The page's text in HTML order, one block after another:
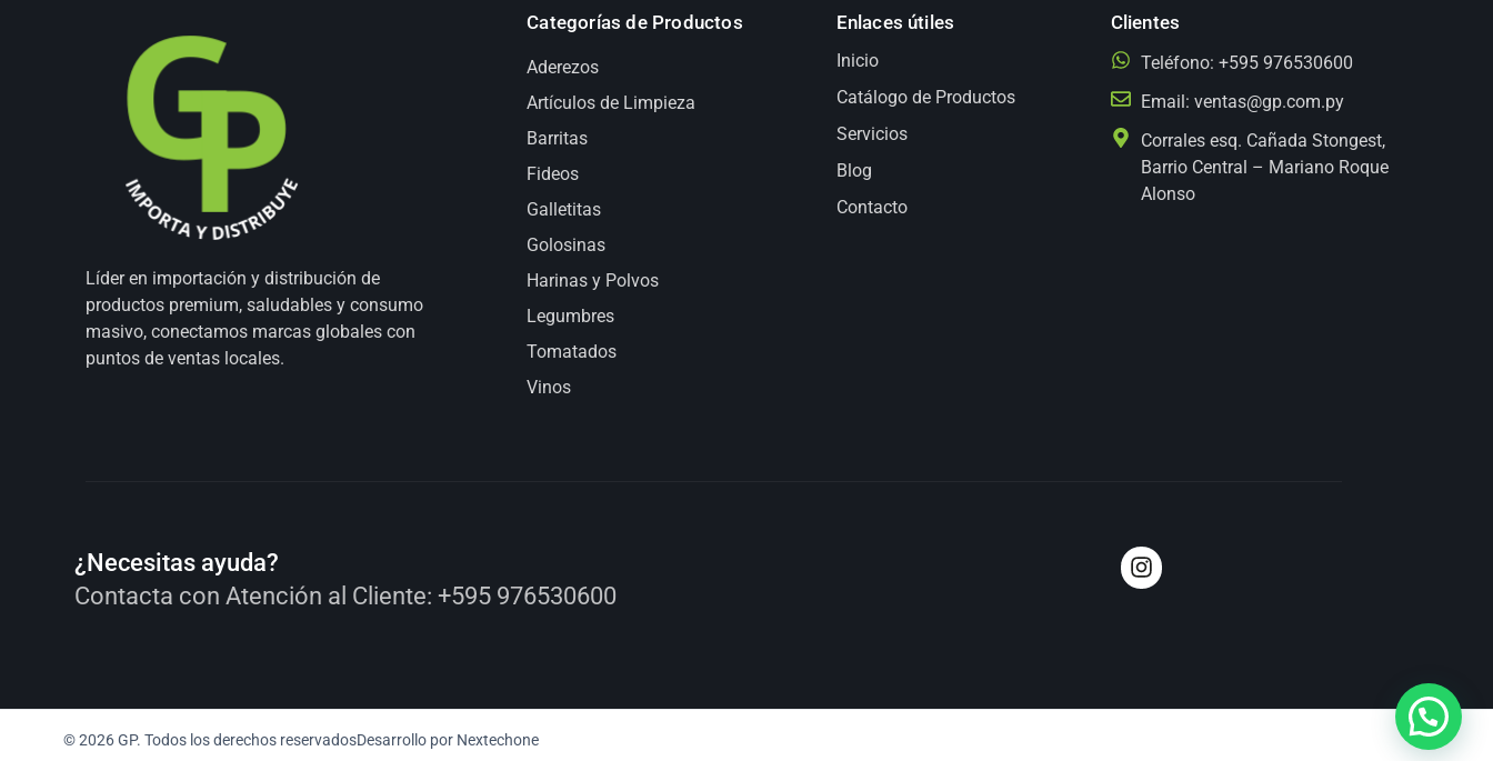
Líder en importación y distribución de
productos premium, saludables y consumo
masivo, conectamos marcas globales con
puntos de ventas locales.
Categorías de Productos
Aderezos
Artículos de Limpieza
Barritas
Fideos
Galletitas
Golosinas
Harinas y Polvos
Legumbres
Tomatados
Vinos
Enlaces útiles
Inicio
Catálogo de Productos
Servicios
Blog
Contacto
Clientes
Teléfono: +595 976530600
Email:ventas@gp.com.py
Corrales esq. Cañada Stongest,
Barrio Central – Mariano Roque
Alonso
¿Necesitas ayuda?
Contacta con Atención al Cliente: +595 976530600
© 2026 GP. Todos los derechos reservadosDesarrollo por Nextechone